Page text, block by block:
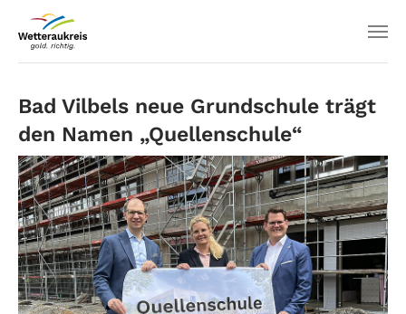
Bad Vilbels neue Grundschule trägt
den Namen „Quellenschule“